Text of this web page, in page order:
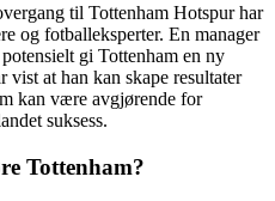
til Tottenham Hotspur har
og fotballeksperter. En manager
gi Tottenham en ny
vist at han kan skape resultater
kan være avgjørende for
suksess.
Tottenham?